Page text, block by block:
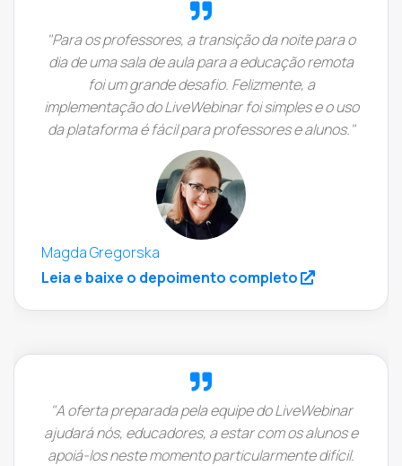
"Para os professores, a transição da noite para o
dia de uma sala de aula para a educação remota
foi um grande desafio. Felizmente, a
implementação do LiveWebinar foi simples e o uso
da plataforma é fácil para professores e alunos."
Magda Gregorska
Leia e baixe o depoimento completo
(opens in a
"A oferta preparada pela equipe do LiveWebinar
ajudará nós, educadores, a estar com os alunos e
apoiá-los neste momento particularmente difícil.